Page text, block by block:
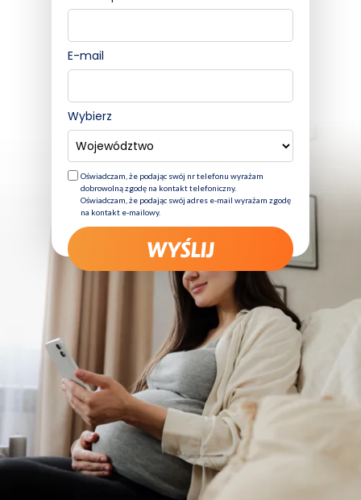
E-mail
Wybierz
Oświadczam, że podając swój nr telefonu wyrażam
dobrowolną zgodę na kontakt telefoniczny.
Oświadczam, że podając swój adres e-mail wyrażam zgodę
na kontakt e-mailowy.
WYŚLIJ
Wypełnij formularz,
aby odebrać swoją ofertę